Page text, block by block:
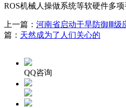
ROS机械人操做系统等软硬件多
上一篇： 河南省启动干旱防御Ⅲ级
篇： 天然成为了人们关心的
QQ咨询